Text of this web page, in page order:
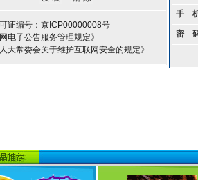
证编号：京ICP00000008号
电子公告服务管理规定》
大常委会关于维护互联网安全的规定》
手
密